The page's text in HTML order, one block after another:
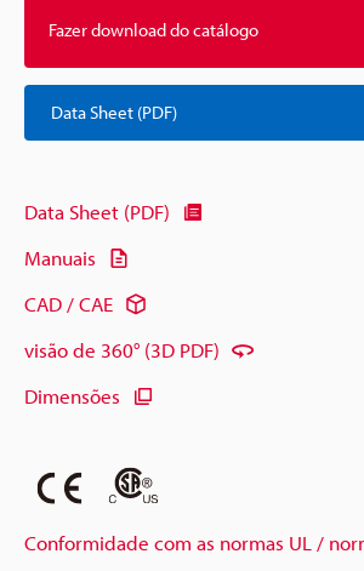
Fazer download do catálogo
Data Sheet (PDF)
Data Sheet (PDF)
Manuais
CAD / CAE
visão de 360° (3D PDF)
Dimensões
Conformidade com as normas UL /